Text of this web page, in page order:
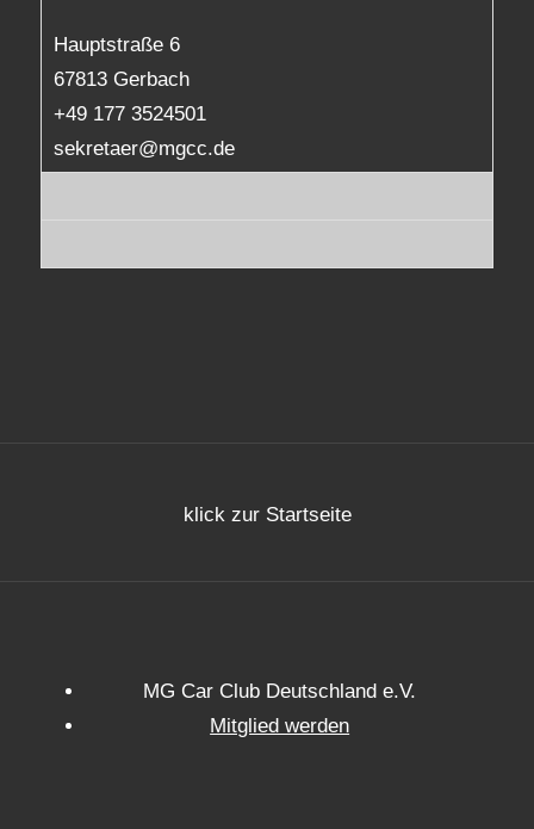
Hauptstraße 6
67813 Gerbach
+49 177 3524501
sekretaer@mgcc.de
klick zur Startseite
MG Car Club Deutschland e.V.
Mitglied werden